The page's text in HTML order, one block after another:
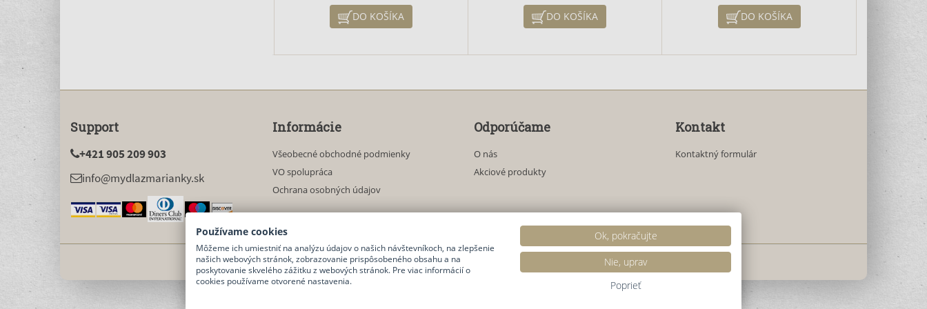
kožných problémov, akné a
psoriázy. Kožné bunky obohatené
DO KOŠÍKA
akné a psoriázy. Kožné bunky
obohatené o minerálne látky majú
DO KOŠÍKA
napomáha pri odstraňovaní
kožných problémov, akné a
DO KOŠÍKA
Support
+421 905 209 903
info@mydlazmarianky.sk
Informácie
Všeobecné obchodné podmienky
VO spolupráca
Ochrana osobných údajov
Odporúčame
O nás
Akciové produkty
Kontakt
Kontaktný formulár
© 2026Generujeredakčný systém
Používame cookies
Môžeme ich umiestniť na analýzu údajov o našich návštevníkoch, na zlepšenie
našich webových stránok, zobrazovanie prispôsobeného obsahu a na
poskytovanie skvelého zážitku z webových stránok. Pre viac informácií o
cookies používame otvorené nastavenia.
Ok, pokračujte
Nie, uprav
Poprieť